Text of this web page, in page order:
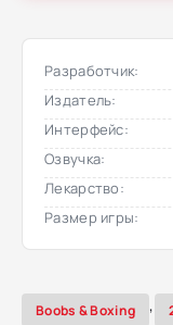
Разработчик:
Издатель:
Интерфейс:
Озвучка:
Лекарство:
Размер игры:
Boobs & Boxing ,